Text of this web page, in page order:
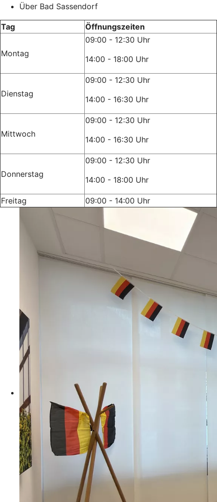
Über Bad Sassendorf
Tag Öffnungszeiten
Montag
09:00 - 12:30 Uhr
14:00 - 18:00 Uhr
Dienstag
09:00 - 12:30 Uhr
14:00 - 16:30 Uhr
Mittwoch
09:00 - 12:30 Uhr
14:00 - 16:30 Uhr
Donnerstag
09:00 - 12:30 Uhr
14:00 - 18:00 Uhr
Freitag 09:00 - 14:00 Uhr